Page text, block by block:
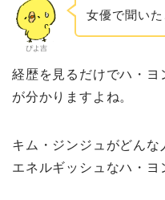
ぴよ吉
女優で聞いた
経歴を見るだけでハ・ヨ
が分かりますよね。
キム・ジンジュがどんな
エネルギッシュなハ・ヨ